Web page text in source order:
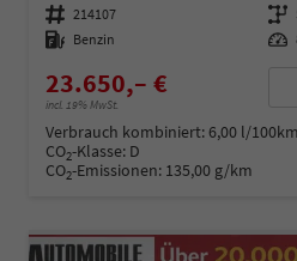
Fahrzeugnummer 214107 Getriebe
Kraftstoff Benzin Leistung
23.650,– €
incl. 19% MwSt.
Verbrauch kombiniert:6,00 l/100km
CO2-Klasse: D
CO2-Emissionen: 135,00 g/km